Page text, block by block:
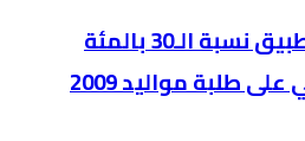
#عطية يطالب بعدم تطبيق نسبة الـ30 بالمئة
طلبة مواليد 2009